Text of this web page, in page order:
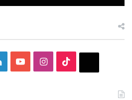
LinkedInYouTubeInstagram